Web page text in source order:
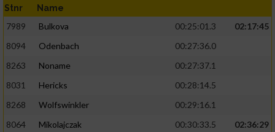
Stnr Name
7989 Bulkova 00:25:01.3
02:17:45
8094
Odenbach
00:27:36.0
8263
Noname
00:27:37.1
8031
Hericks
00:28:14.5
8268
Wolfswinkler
00:29:16.1
8064
Mikolajczak 00:30:33.5
02:36:29